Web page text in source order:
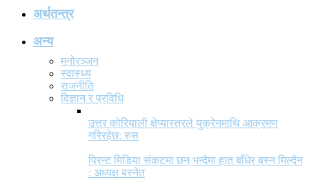
अर्थतन्त्र
अन्य
मनोरञ्जन
स्वास्थ्य
राजनीति
विज्ञान र प्रविधि
उत्तर कोरियाली क्षेप्यास्त्रले युक्रेनमाथि आक्रमण
गरिरहेछ: रुस
प्रिन्ट मिडिया संकटमा छन् भन्दैमा हात बाँधेर बस्न मिल्दैन
: अध्यक्ष बस्नेत